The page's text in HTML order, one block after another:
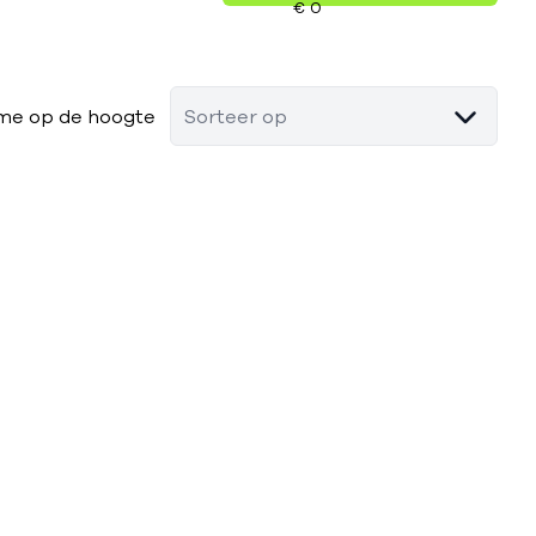
op de hoogte Sorteer op